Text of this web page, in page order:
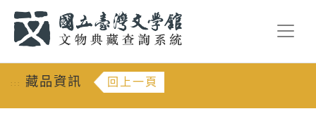
::: 藏品資訊 回上一頁